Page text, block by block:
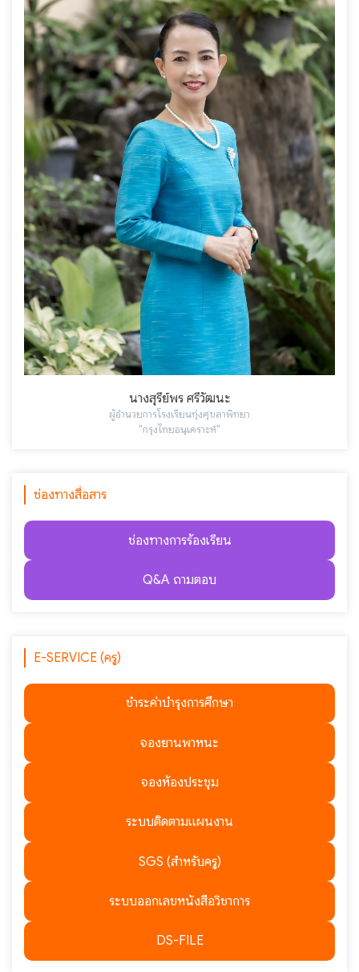
นางสุรีย์พร ศรีวัฒนะ
ผู้อำนวยการโรงเรียนทุ่งศุขลาพิทยา
"กรุงไทยอนุเคราะห์"
ช่องทางสื่อสาร
ช่องทางการร้องเรียน
Q&A ถามตอบ
E-SERVICE (ครู)
ชำระค่าบำรุงการศึกษา
จองยานพาหนะ
จองห้องประชุม
ระบบติดตามแผนงาน
SGS (สำหรับครู)
ระบบออกเลขหนังสือวิชาการ
DS-FILE